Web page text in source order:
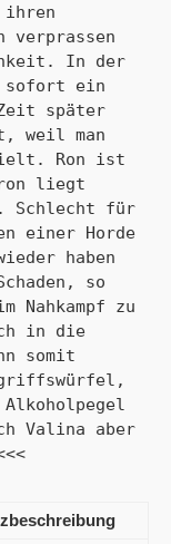
verprassen
In der
sofort ein
später
weil man
Ron ist
liegt
Schlecht für
einer Horde
haben
so
Nahkampf zu
in die
somit
Valina aber